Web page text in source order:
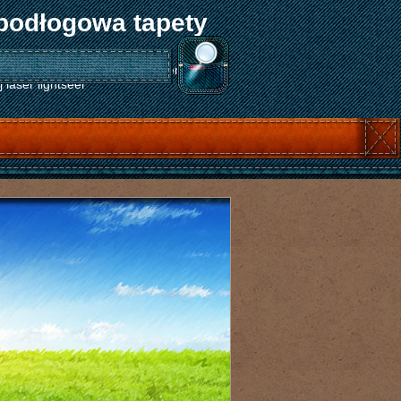
tapety
na ścianę obróbka skrawaniem metali
laser lightseer